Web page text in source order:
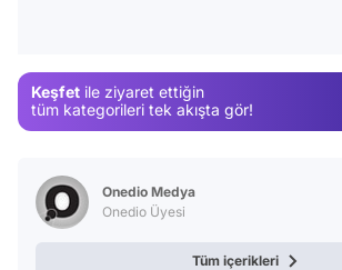
Keşfet ile ziyaret ettiğin
tüm kategorileri tek akışta gör!
Onedio Medya
Onedio Üyesi
Tüm içerikleri